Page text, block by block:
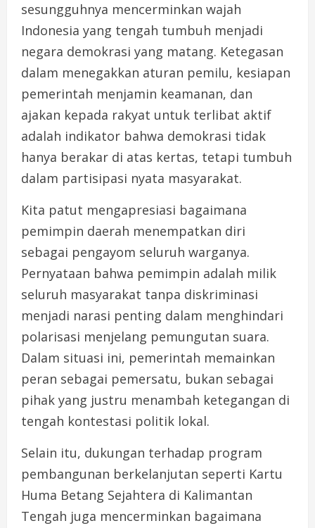
sesungguhnya mencerminkan wajah
Indonesia yang tengah tumbuh menjadi
negara demokrasi yang matang. Ketegasan
dalam menegakkan aturan pemilu, kesiapan
pemerintah menjamin keamanan, dan
ajakan kepada rakyat untuk terlibat aktif
adalah indikator bahwa demokrasi tidak
hanya berakar di atas kertas, tetapi tumbuh
dalam partisipasi nyata masyarakat.
Kita patut mengapresiasi bagaimana
pemimpin daerah menempatkan diri
sebagai pengayom seluruh warganya.
Pernyataan bahwa pemimpin adalah milik
seluruh masyarakat tanpa diskriminasi
menjadi narasi penting dalam menghindari
polarisasi menjelang pemungutan suara.
Dalam situasi ini, pemerintah memainkan
peran sebagai pemersatu, bukan sebagai
pihak yang justru menambah ketegangan di
tengah kontestasi politik lokal.
Selain itu, dukungan terhadap program
pembangunan berkelanjutan seperti Kartu
Huma Betang Sejahtera di Kalimantan
Tengah juga mencerminkan bagaimana